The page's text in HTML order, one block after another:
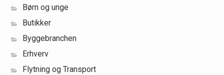
Børn og unge
Butikker
Byggebranchen
Erhverv
Flytning og Transport